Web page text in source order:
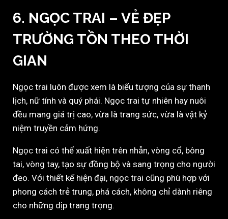
6. NGỌC TRAI – VẺ ĐẸP
TRƯỜNG TỒN THEO THỜI
GIAN
Ngọc trai luôn được xem là biểu tượng của sự thanh
lịch, nữ tính và quý phái. Ngọc trai tự nhiên hay nuôi
đều mang giá trị cao, vừa là trang sức, vừa là vật kỷ
niệm truyền cảm hứng.
Ngọc trai có thể xuất hiện trên nhẫn, vòng cổ, bông
tai, vòng tay, tạo sự đồng bộ và sang trọng cho người
đeo. Với thiết kế hiện đại, ngọc trai cũng phù hợp với
phong cách trẻ trung, phá cách, không chỉ dành riêng
cho những dịp trang trọng.